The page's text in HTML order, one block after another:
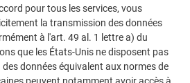
RÉFÉRENCES
pour tous les services, vous
la transmission des données
à l'art. 49 al. 1 lettre a) du
que les États-Unis ne disposent pas
données équivalent aux normes de